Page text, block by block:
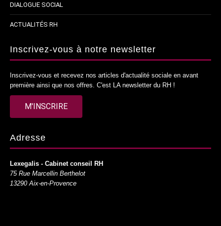
DIALOGUE SOCIAL
ACTUALITÉS RH
Inscrivez-vous à notre newsletter
Inscrivez-vous et recevez nos articles d'actualité sociale en avant
première ainsi que nos offres. C'est LA newsletter du RH !
M'INSCRIRE
Adresse
Lexegalis - Cabinet conseil RH
75 Rue Marcellin Berthelot
13290 Aix-en-Provence